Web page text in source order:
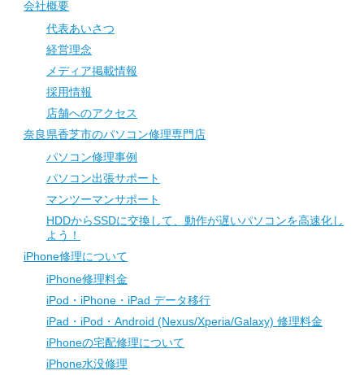
会社概要
代表あいさつ
経営理念
メディア掲載情報
採用情報
店舗へのアクセス
奈良県香芝市のパソコン修理専門店
パソコン修理事例
パソコン出張サポート
マンツーマンサポート
HDDからSSDに交換して、動作が遅いパソコンを高速化し
よう！
iPhone修理について
iPhone修理料金
iPod・iPhone・iPad データ移行
iPad・iPod・Android (Nexus/Xperia/Galaxy) 修理料金
iPhoneの宅配修理について
iPhone水没修理